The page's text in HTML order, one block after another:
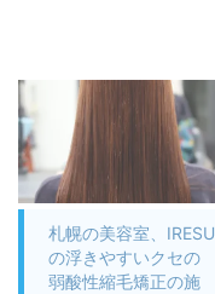
札幌の美容室、IRESU
の浮きやすいクセの
弱酸性縮毛矯正の施